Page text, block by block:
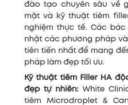
đào tạo chuyên sâu về
mặt và kỹ thuật tiêm
nghiệm thực tế. Các
nhật các phương pháp
tiên tiến nhất để mang
pháp làm đẹp tối ưu.
Kỹ thuật tiêm Filler HA
đẹp tự nhiên:White
tiêm Microdroplet &